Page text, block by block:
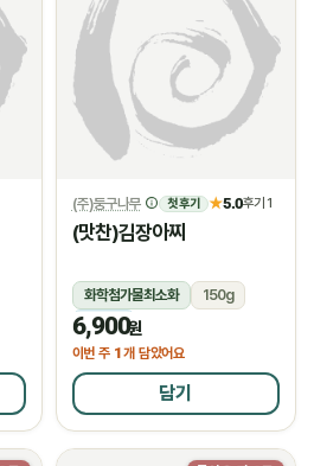
(주)둥구나무 첫 후기 ★5.0후기 1
(맛찬)김장아찌
화학첨가물최소화
150g
냉장
6,900원
이번 주 1개 담았어요
담기